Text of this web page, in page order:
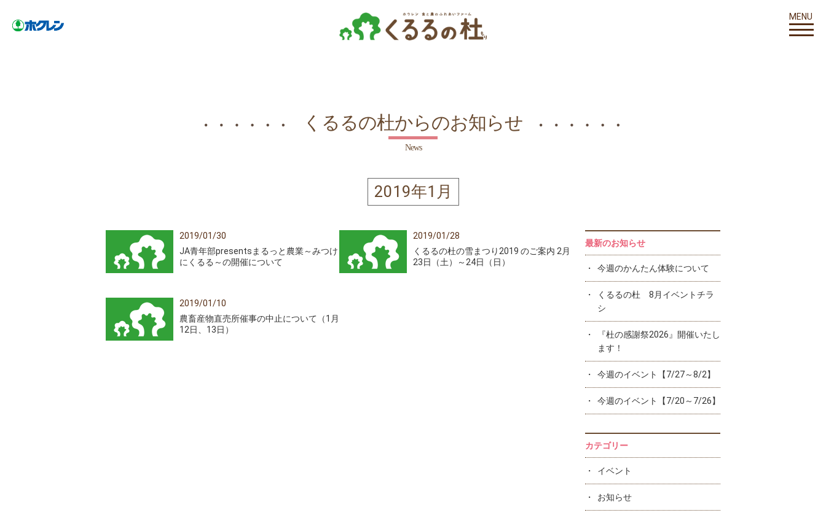
MENU
くるるの杜からのお知らせ
News
2019年1月
2019/01/30
JA青年部presentsまるっと農業～みつけ
にくるる～の開催について
2019/01/28
くるるの杜の雪まつり2019 のご案内 2月
23日（土）～24日（日）
2019/01/10
農畜産物直売所催事の中止について（1月
12日、13日）
最新のお知らせ
今週のかんたん体験について
くるるの杜 8月イベントチラ
シ
『杜の感謝祭2026』開催いたし
ます！
今週のイベント【7/27～8/2】
今週のイベント【7/20～7/26】
カテゴリー
イベント
お知らせ